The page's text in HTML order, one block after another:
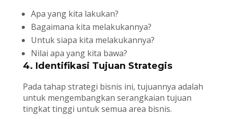
Apa yang kita lakukan?
Bagaimana kita melakukannya?
Untuk siapa kita melakukannya?
Nilai apa yang kita bawa?
4. Identifikasi Tujuan Strategis
Pada tahap strategi bisnis ini, tujuannya adalah
untuk mengembangkan serangkaian tujuan
tingkat tinggi untuk semua area bisnis.